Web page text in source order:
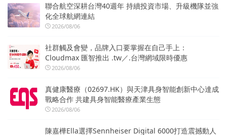
聯合航空深耕台灣40週年 持續投資市場、升級機隊並強
化全球航網連結
2026/08/06
社群觸及會變，品牌入口要掌握在自己手上：
Cloudmax 匯智推出 .tw／.台灣網域限時優惠
2026/08/06
真健康醫療（02697.HK）與天津具身智能創新中心達成
戰略合作 共建具身智能醫療產業生態
2026/08/06
陳嘉樺Ella選擇Sennheiser Digital 6000打造震撼動人